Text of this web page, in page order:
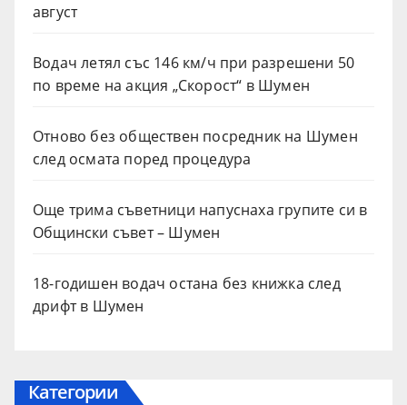
август
Водач летял със 146 км/ч при разрешени 50
по време на акция „Скорост“ в Шумен
Отново без обществен посредник на Шумен
след осмата поред процедура
Още трима съветници напуснаха групите си в
Общински съвет – Шумен
18-годишен водач остана без книжка след
дрифт в Шумен
Категории